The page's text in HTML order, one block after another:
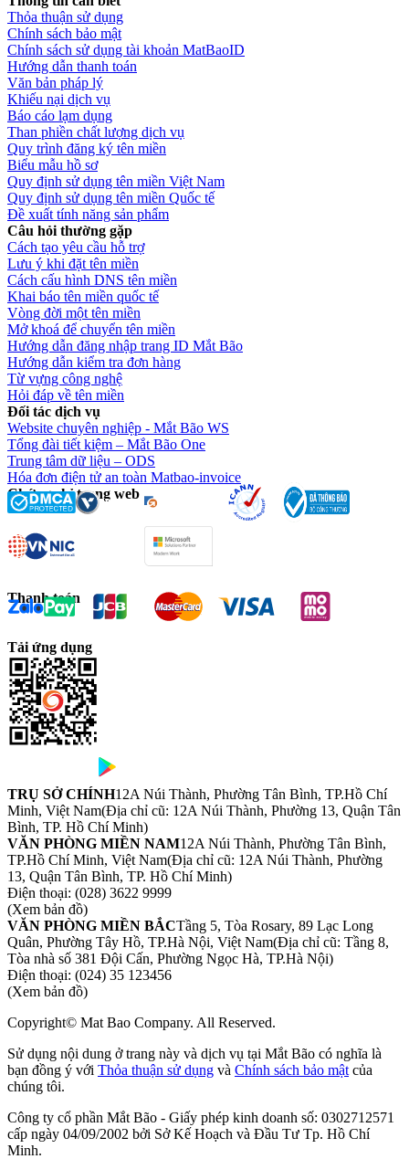
Thỏa thuận sử dụng
Chính sách bảo mật
Chính sách sử dụng tài khoản MatBaoID
Hướng dẫn thanh toán
Văn bản pháp lý
Khiếu nại dịch vụ
Báo cáo lạm dụng
Than phiền chất lượng dịch vụ
Quy trình đăng ký tên miền
Biểu mẫu hồ sơ
Quy định sử dụng tên miền Việt Nam
Quy định sử dụng tên miền Quốc tế
Đề xuất tính năng sản phẩm
Câu hỏi thường gặp
Cách tạo yêu cầu hỗ trợ
Lưu ý khi đặt tên miền
Cách cấu hình DNS tên miền
Khai báo tên miền quốc tế
Vòng đời một tên miền
Mở khoá để chuyển tên miền
Hướng dẫn đăng nhập trang ID Mắt Bão
Hướng dẫn kiểm tra đơn hàng
Từ vựng công nghệ
Hỏi đáp về tên miền
Đối tác dịch vụ
Website chuyên nghiệp - Mắt Bão WS
Tổng đài tiết kiệm – Mắt Bão One
Trung tâm dữ liệu – ODS
Hóa đơn điện tử an toàn Matbao-invoice
Chứng chỉ trang web
Thanh toán
Tải ứng dụng
TRỤ SỞ CHÍNH12A Núi Thành, Phường Tân Bình, TP.Hồ Chí
Minh, Việt Nam(Địa chỉ cũ: 12A Núi Thành, Phường 13, Quận Tân
Bình, TP. Hồ Chí Minh)
VĂN PHÒNG MIỀN NAM12A Núi Thành, Phường Tân Bình,
TP.Hồ Chí Minh, Việt Nam(Địa chỉ cũ: 12A Núi Thành, Phường
13, Quận Tân Bình, TP. Hồ Chí Minh)
Điện thoại: (028) 3622 9999
(Xem bản đồ)
VĂN PHÒNG MIỀN BẮCTầng 5, Tòa Rosary, 89 Lạc Long
Quân, Phường Tây Hồ, TP.Hà Nội, Việt Nam(Địa chỉ cũ: Tầng 8,
Tòa nhà số 381 Đội Cấn, Phường Ngọc Hà, TP.Hà Nội)
Điện thoại: (024) 35 123456
(Xem bản đồ)
Copyright© Mat Bao Company. All Reserved.
Sử dụng nội dung ở trang này và dịch vụ tại Mắt Bão có nghĩa là
bạn đồng ý với Thỏa thuận sử dụng và Chính sách bảo mật của
chúng tôi.
Công ty cổ phần Mắt Bão - Giấy phép kinh doanh số: 0302712571
cấp ngày 04/09/2002 bởi Sở Kế Hoạch và Đầu Tư Tp. Hồ Chí
Minh.